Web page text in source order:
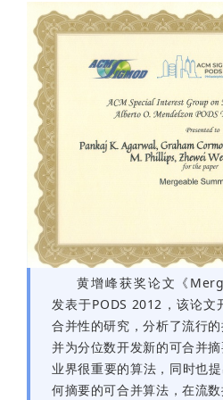
黄增峰获奖论文《
发表于PODS 2012，该论文
合并性的研究，分析了流行
并为分位数开发新的可合并
业界很重要的算法，同时也
何摘要的可合并算法，在流